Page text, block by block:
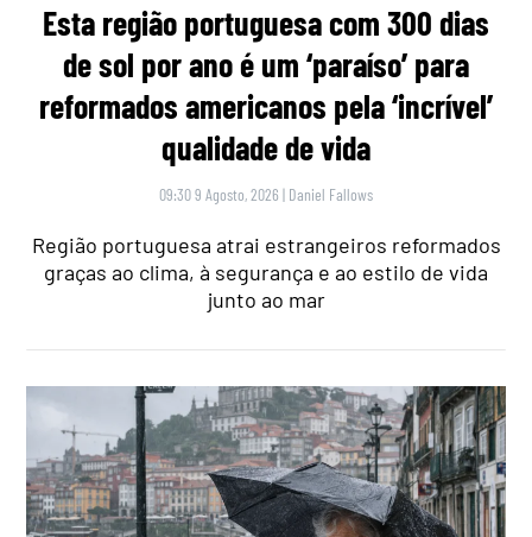
Esta região portuguesa com 300 dias
de sol por ano é um ‘paraíso’ para
reformados americanos pela ‘incrível’
qualidade de vida
09:30 9 Agosto, 2026 | Daniel Fallows
Região portuguesa atrai estrangeiros reformados
graças ao clima, à segurança e ao estilo de vida
junto ao mar